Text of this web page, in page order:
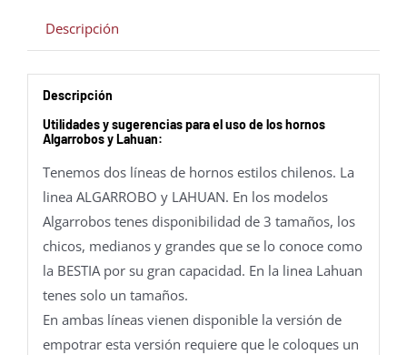
Descripción
Descripción
Utilidades y sugerencias para el uso de los hornos
Algarrobos y Lahuan:
Tenemos dos líneas de hornos estilos chilenos. La
linea ALGARROBO y LAHUAN. En los modelos
Algarrobos tenes disponibilidad de 3 tamaños, los
chicos, medianos y grandes que se lo conoce como
la BESTIA por su gran capacidad. En la linea Lahuan
tenes solo un tamaños.
En ambas líneas vienen disponible la versión de
empotrar esta versión requiere que le coloques un